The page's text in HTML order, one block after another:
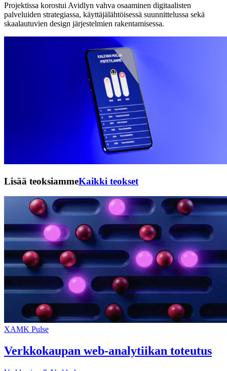
Projektissa korostui Avidlyn vahva osaaminen digitaalisten
palveluiden strategiassa, käyttäjälähtöisessä suunnittelussa sekä
skaalautuvien design järjestelmien rakentamisessa.
Lisää teoksiammeKaikki teokset
XAMK Pulse
Verkkokaupan web-analytiikan toteutus